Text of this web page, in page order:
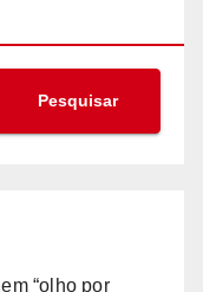
Pesquisar
“olho por